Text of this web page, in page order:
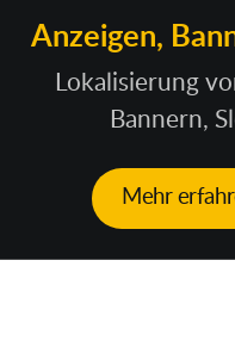
Anzeigen,
Lokalisierung
Bannern,
Mehr